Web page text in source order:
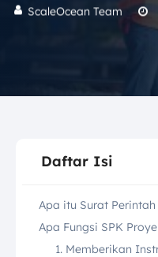
ScaleOcean Team
Daftar Isi
Apa itu Surat
Apa Fungsi SPK
1. Memberikan